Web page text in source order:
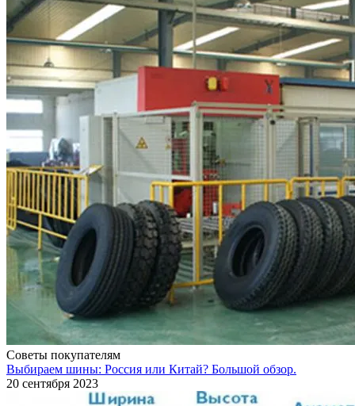
Советы покупателям
Выбираем шины: Россия или Китай? Большой обзор.
20 сентября 2023